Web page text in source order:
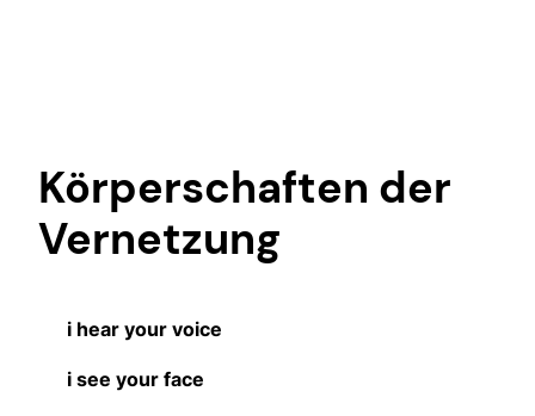
Körperschaften der
Vernetzung
i hear your voice
i see your face